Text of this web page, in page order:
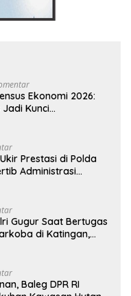
Ekonomi 2026:
Kunci
Prestasi di Polda
Administrasi
Gugur Saat Bertugas
di Katingan,
Baleg DPR RI